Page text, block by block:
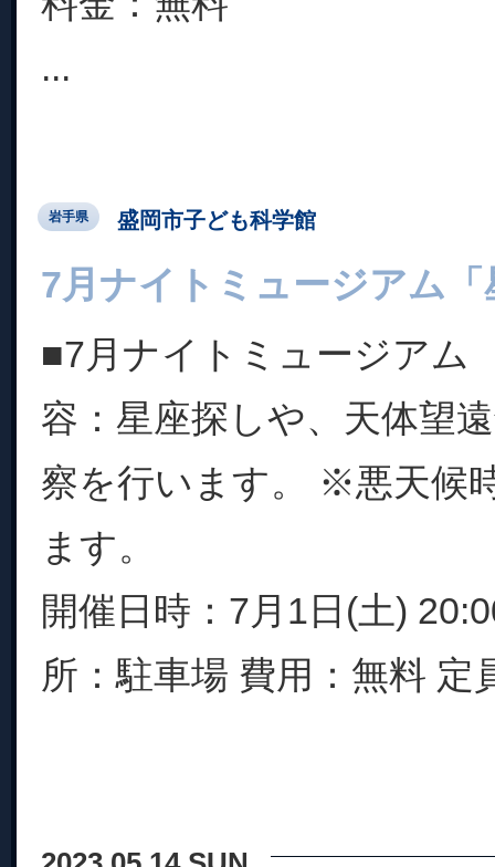
...
岩手県 盛岡市子ども科学館
7月ナイトミュージアム
■7月ナイトミュージア
容：星座探しや、天体望
察を行います。 ※悪天候
ます。
開催日時：7月1日(土)
所：駐車場 費用：無料 定